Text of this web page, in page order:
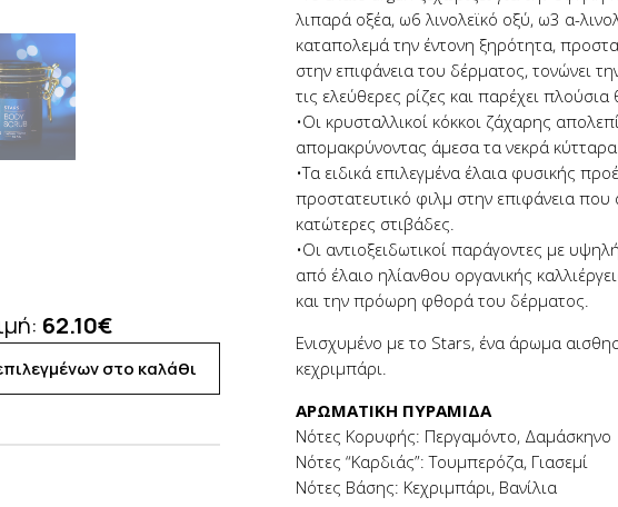
62.10€
στο καλάθι
λιπαρά οξέα, ω6 λινολεϊκό οξύ, ω3 α-
καταπολεμά την έντονη ξηρότητα,
στην επιφάνεια του δέρματος, τονώνει
τις ελεύθερες ρίζες και παρέχει
•Οι κρυσταλλικοί κόκκοι ζάχαρης
απομακρύνοντας άμεσα τα νεκρά
•Τα ειδικά επιλεγμένα έλαια φυσικής
προστατευτικό φιλμ στην επιφάνεια
κατώτερες στιβάδες.
•Οι αντιοξειδωτικοί παράγοντες με
από έλαιο ηλίανθου οργανικής
και την πρόωρη φθορά του δέρματος.
Ενισχυμένο με το Stars, ένα άρωμα
κεχριμπάρι.
ΑΡΩΜΑΤΙΚΗ ΠΥΡΑΜΙΔΑ
Νότες Κορυφής: Περγαμόντο, Δαμάσκηνο
Νότες “Καρδιάς”: Τουμπερόζα, Γιασεμί
Νότες Βάσης: Κεχριμπάρι, Βανίλια